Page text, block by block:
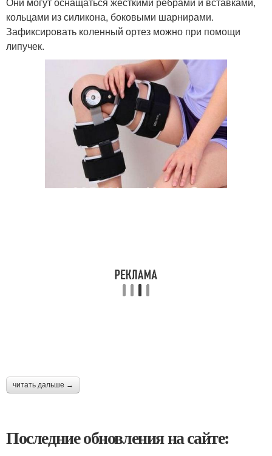
кольцами из силикона, боковыми шарнирами.
Зафиксировать коленный ортез можно при помощи
липучек.
читать дальше →
Последние обновления на сайте: